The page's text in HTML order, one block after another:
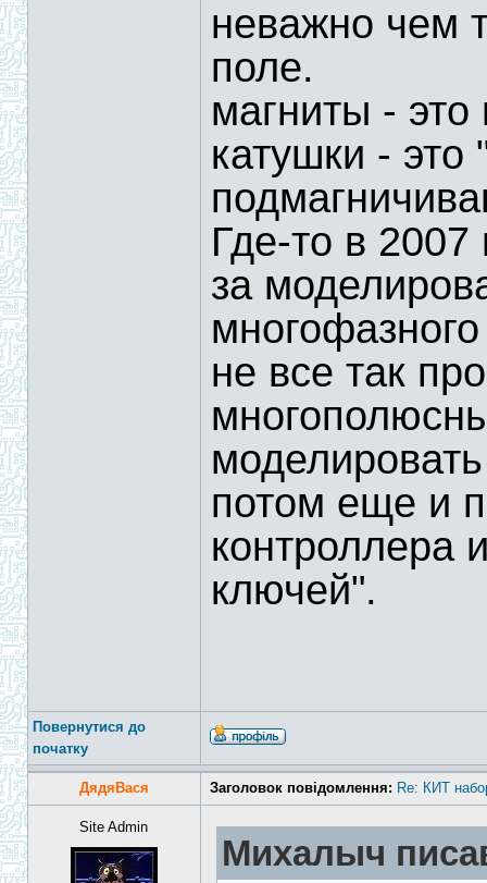
неважно чем
поле.
магниты - это
катушки - это
Где-то в 2007
за
не все так
потом еще и
контроллера
ключей".
Повернутися до
початку
ДядяВася Заголовок повідомлення: Re: КИТ
Site Admin
Михалыч